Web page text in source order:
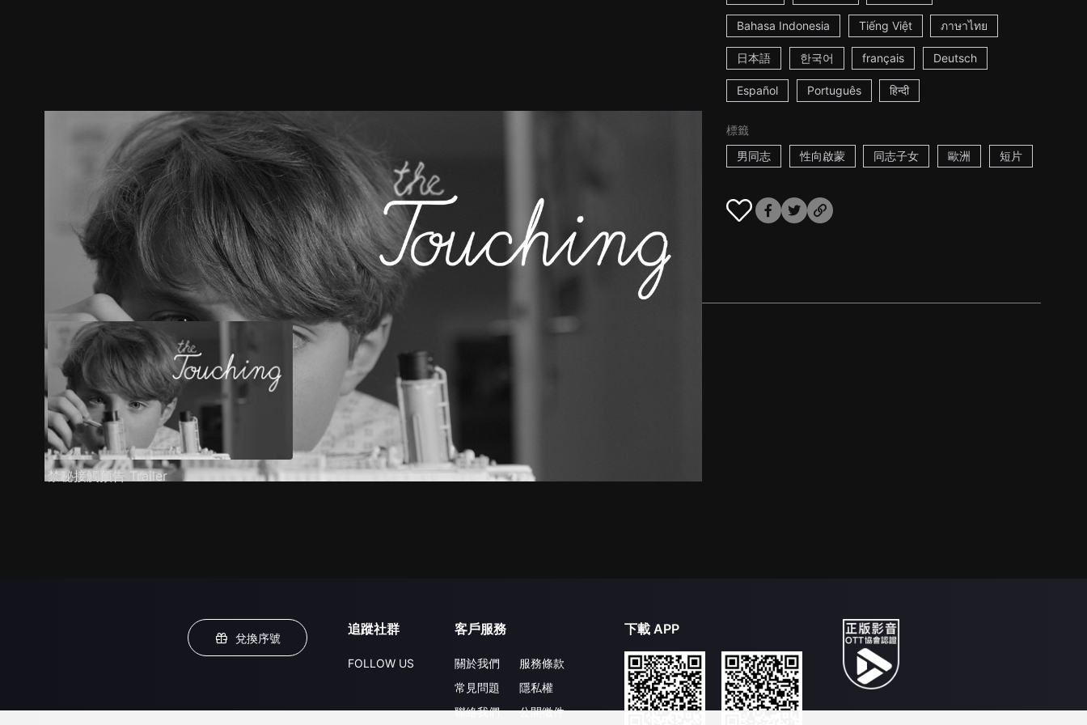
Bahasa Indonesia Tiếng Việt ภาษาไทย
日本語 한국어 français Deutsch
Español Português हिन्दी
標籤
男同志
性向啟蒙 同志子女 歐洲 短片
劇照 推薦影片 劇情介紹
禁秘接觸預告 Trailer
兌換序號
追蹤社群
FOLLOW US
客戶服務
關於我們
常見問題
聯絡我們
服務條款
隱私權
公開徵件
下載 APP